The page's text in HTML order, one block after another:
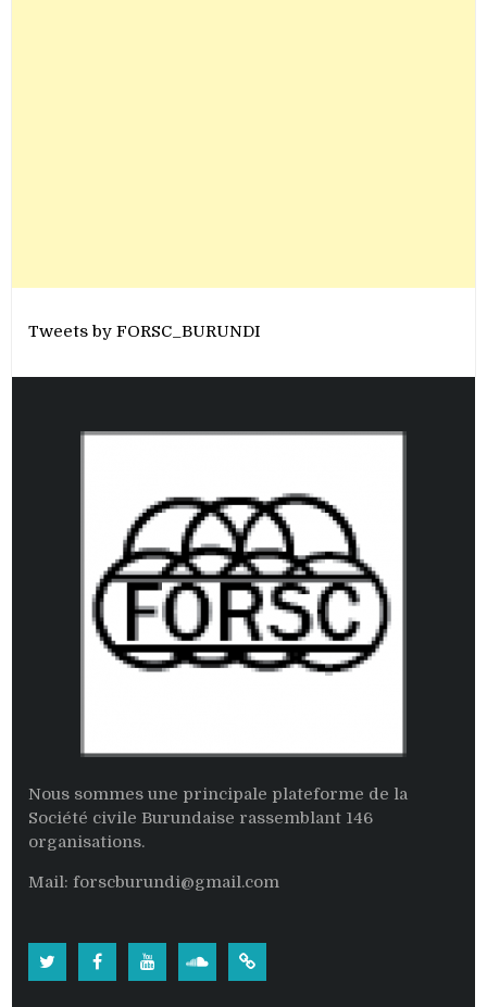
Tweets by FORSC_BURUNDI
Nous sommes une principale plateforme de la
Société civile Burundaise rassemblant 146
organisations.
Mail: forscburundi@gmail.com